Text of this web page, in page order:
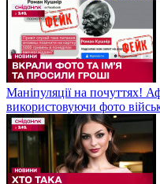
Маніпуляції на почуттях!
використовуючи фото